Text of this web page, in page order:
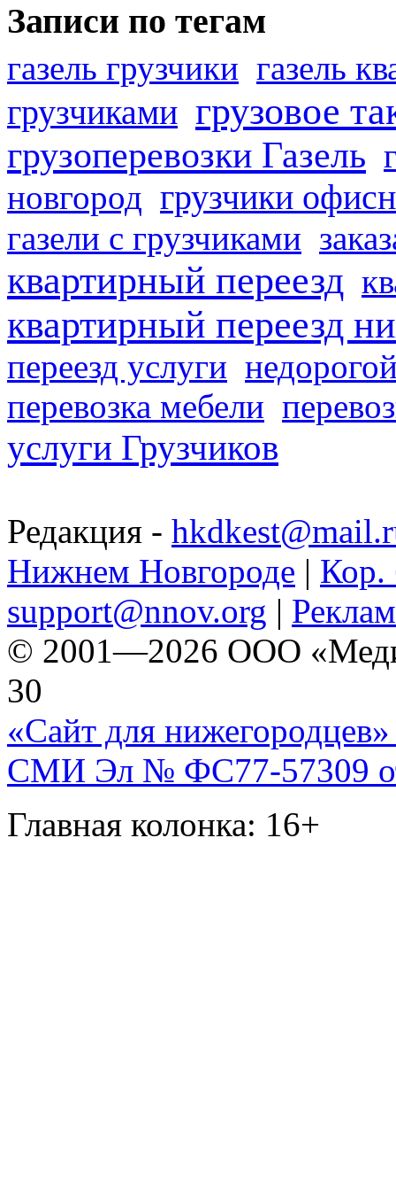
Записи по тегам
газель грузчики газель
грузчиками грузовое
грузоперевозки Газель
новгород грузчики
газели с грузчиками
квартирный переезд
квартирный переезд
переезд услуги
перевозка мебели
услуги Грузчиков
Редакция -
Нижнем Новгороде | Кор.
support@nnov.org |
© 2001—2026 ООО
30
«Сайт для нижегородцев»
СМИ Эл № ФС77-57309
Главная колонка: 16+